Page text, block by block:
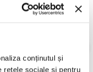
conținutul și
rețele sociale și pentru